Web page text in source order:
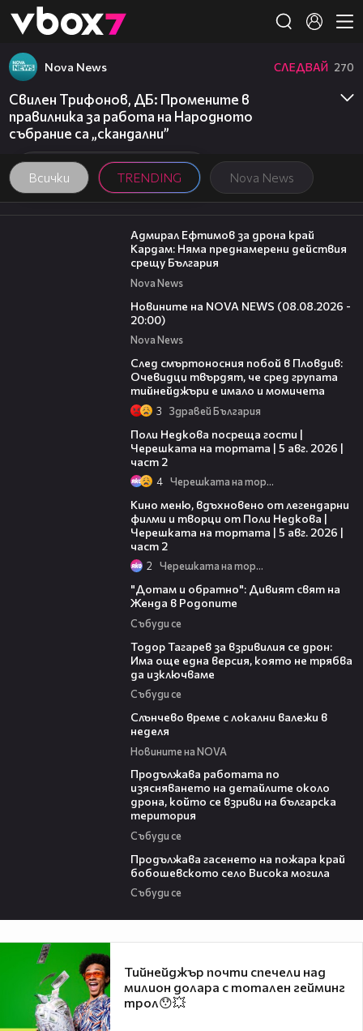
👾
Всички TRENDING Nova News
Nova News СЛЕДВАЙ 270
Свилен Трифонов, ДБ: Промените в
правилника за работа на Народното
събрание са „скандални”
01:48
Адмирал Ефтимов за дрона край
Кардам: Няма преднамерени действия
срещу България
Nova News
Новините на NOVA NEWS (08.08.2026 -
20:00)
Nova News
След смъртоносния побой в Пловдив:
Очевидци твърдят, че сред групата
тийнейджъри е имало и момичета
3 Здравей България
Поли Недкова посреща гости |
Черешката на тортата | 5 авг. 2026 |
част 2
4 Черешката на тортата
Кино меню, вдъхновено от легендарни
филми и творци от Поли Недкова |
Черешката на тортата | 5 авг. 2026 |
част 2
2 Черешката на тортата
"Дотам и обратно": Дивият свят на
Женда в Родопите
Събуди се
Тодор Тагарев за взривилия се дрон:
Има още една версия, която не трябва
да изключваме
Събуди се
Слънчево време с локални валежи в
неделя
Новините на NOVA
Продължава работата по
изясняването на детайлите около
дрона, който се взриви на българска
територия
Събуди се
Продължава гасенето на пожара край
бобошевското село Висока могила
Събуди се
Тийнейджър почти спечели над
милион долара с тотален гейминг
трол😯💥